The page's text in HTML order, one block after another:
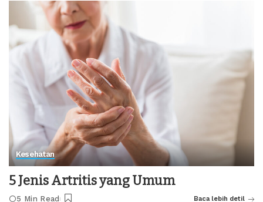
Kesehatan
5 Jenis Artritis yang Umum
5 Min Read Baca lebih detil